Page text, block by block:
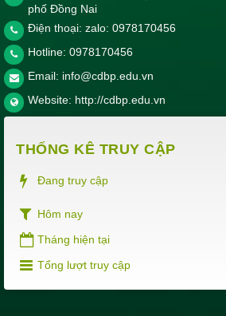
Thời gian đăng: 10/12/2023
lượt xem: 575 | lượt tải:395
LTL2KSP&KHCB
Lịch thi kết thúc học phần lần 2 khoa
cơ bản lớp K26, k27 Cao đẳng Giáo
Thời gian đăng: 25/06/2024
Lịch thi kết thúc học phần khoa Sư
học 2023-2024
Thời gian đăng: 14/06/2024
phố Đồng Nai
Điện thoại: zalo: 0978170456
Hotline: 0978170456
Email: info@cdbp.edu.vn
Website: http://cdbp.edu.vn
THỐNG KÊ TRUY CẬP
Đang truy cập
Hôm nay
Tháng hiện tại
Tổng lượt truy cập